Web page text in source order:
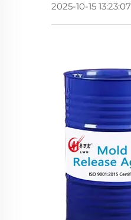
2025-10-15 13:23:07